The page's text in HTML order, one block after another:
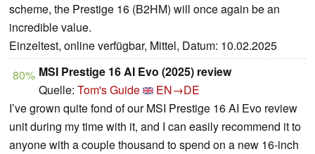
scheme, the Prestige 16 (B2HM) will once again be an
incredible value.
Einzeltest, online verfügbar, Mittel, Datum: 10.02.2025
80% MSI Prestige 16 AI Evo (2025) review
Quelle: Tom's Guide
EN→DE
I’ve grown quite fond of our MSI Prestige 16 AI Evo review
unit during my time with it, and I can easily recommend it to
anyone with a couple thousand to spend on a new 16-inch